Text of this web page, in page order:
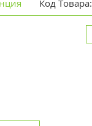
Код Товара: